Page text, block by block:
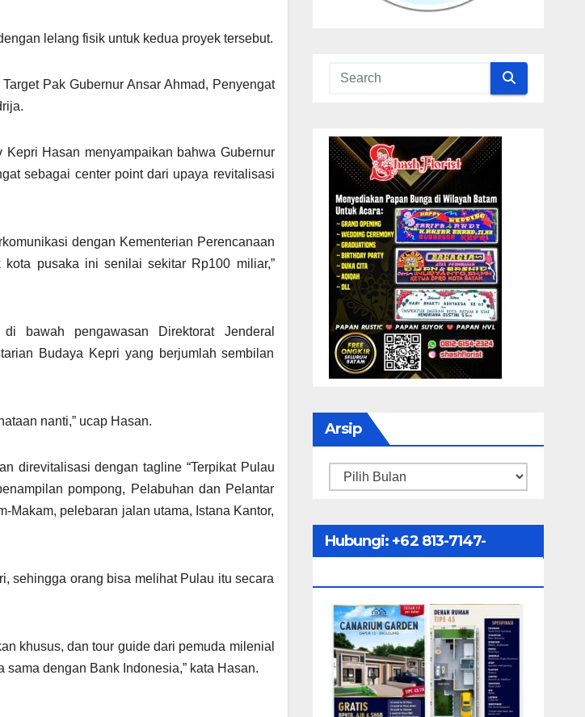
lelang fisik untuk kedua proyek tersebut.
Pak Gubernur Ansar Ahmad, Penyengat
Hasan menyampaikan bahwa Gubernur
sebagai center point dari upaya revitalisasi
dengan Kementerian Perencanaan
pusaka ini senilai sekitar Rp100 miliar,”
bawah pengawasan Direktorat Jenderal
Budaya Kepri yang berjumlah sembilan
nanti,” ucap Hasan.
direvitalisasi dengan tagline “Terpikat Pulau
pompong, Pelabuhan dan Pelantar
Makam, pelebaran jalan utama, Istana Kantor,
sehingga orang bisa melihat Pulau itu secara
khusus, dan tour guide dari pemuda milenial
dengan Bank Indonesia,” kata Hasan.
Arsip
Arsip
Hubungi: ‪+62 813-7147-